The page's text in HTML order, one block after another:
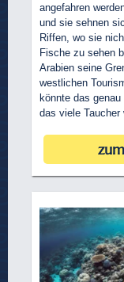
angefahren
und sie sehnen
Riffen, wo sie
Fische zu sehen
Arabien seine
westlichen
könnte das
das viele Taucher